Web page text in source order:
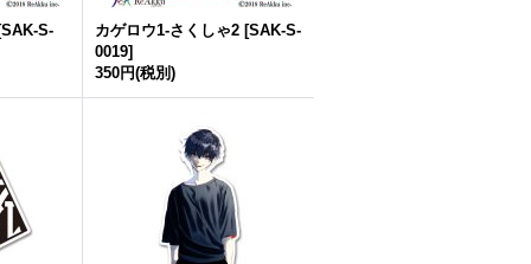
SAK-S- カゲロウ1-さくしゃ2 [SAK-S-
0019]
350円(税別)